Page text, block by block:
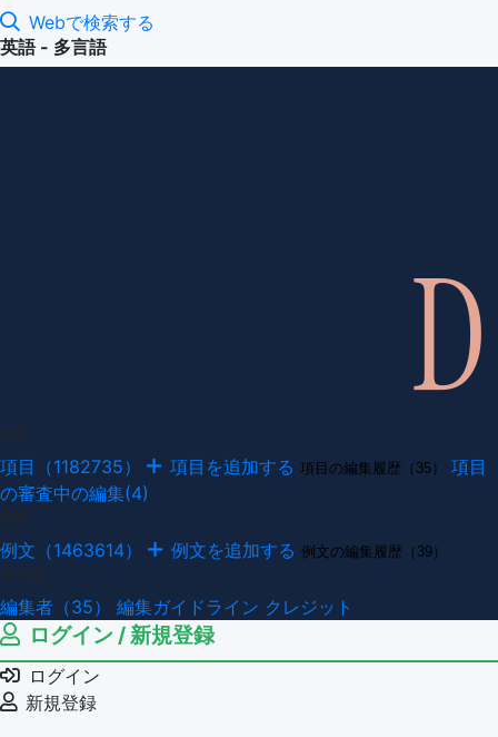
Webで検索する
英語 - 多言語
項目（1182735） 項目を追加する 項目の編集履歴（35）
項目
の審査中の編集(4)
例文（1463614） 例文を追加する 例文の編集履歴（39）
編集者（35） 編集ガイドライン クレジット
ログイン / 新規登録
ログイン
新規登録